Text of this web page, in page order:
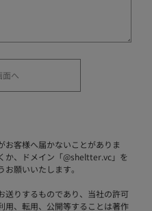
お客様へ届かないことがありま
か、ドメイン「@sheltter.vc」を
願いいたします。
送りするものであり、当社の許可
用、転用、公開等することは著作